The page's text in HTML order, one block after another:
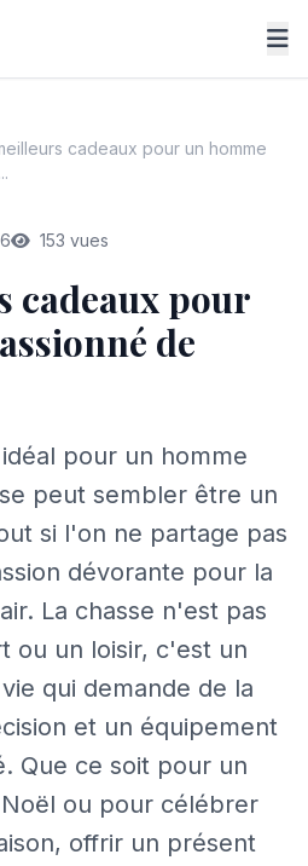
cadeaux pour un homme
153 vues
cadeaux pour
de
pour un homme
peut sembler être un
si l'on ne partage pas
dévorante pour la
La chasse n'est pas
ou un loisir, c'est un
qui demande de la
et un équipement
Que ce soit pour un
ou pour célébrer
offrir un présent